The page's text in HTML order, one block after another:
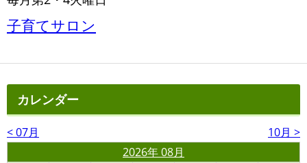
子育てサロン
カレンダー
< 07月
10月 >
2026年 08月